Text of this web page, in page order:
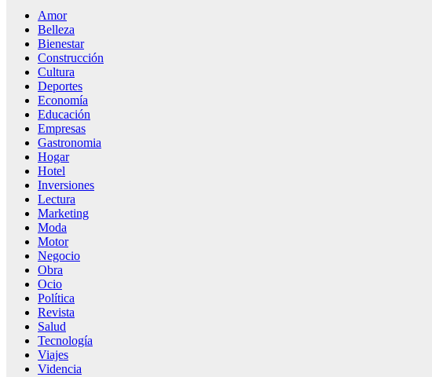
Amor
Belleza
Bienestar
Construcción
Cultura
Deportes
Economía
Educación
Empresas
Gastronomia
Hogar
Hotel
Inversiones
Lectura
Marketing
Moda
Motor
Negocio
Obra
Ocio
Política
Revista
Salud
Tecnología
Viajes
Videncia